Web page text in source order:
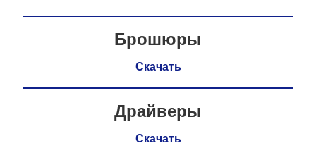
Брошюры
Скачать
Драйверы
Скачать